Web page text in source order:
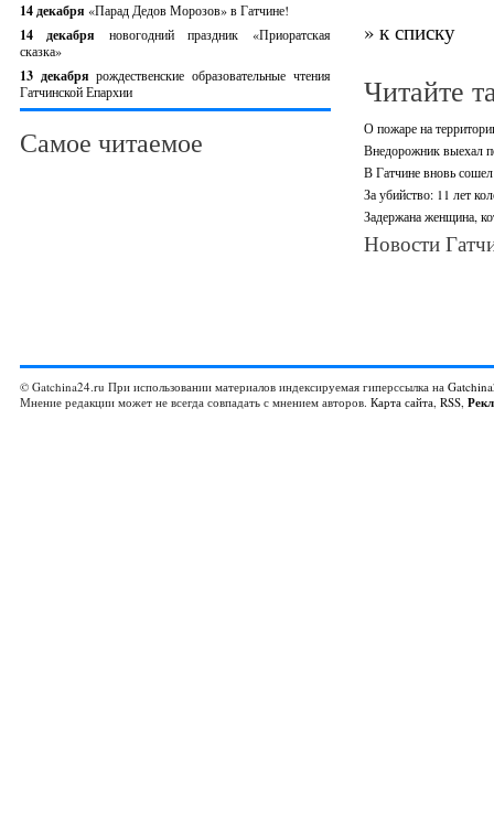
14 декабря «Парад Дедов Морозов» в Гатчине!
14 декабря новогодний праздник «Приоратская
сказка»
13 декабрярождественские образовательные чтения
Гатчинской Епархии
Самое читаемое
» к списку
Читайте
О пожаре на
Внедорожник выехал
В Гатчине вновь сошел
За убийство: 11 лет
Задержана женщина,
Новости
© Gatchina24.ru При использовании материалов индексируемая гиперссылка на
Мнение редакции может не всегда совпадать с мнением авторов. Карта сайта, RSS,